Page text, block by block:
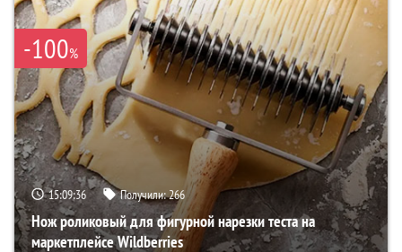
-100%
15:09:35 Получили:266
Нож роликовый для фигурной нарезки теста на
маркетплейсе Wildberries